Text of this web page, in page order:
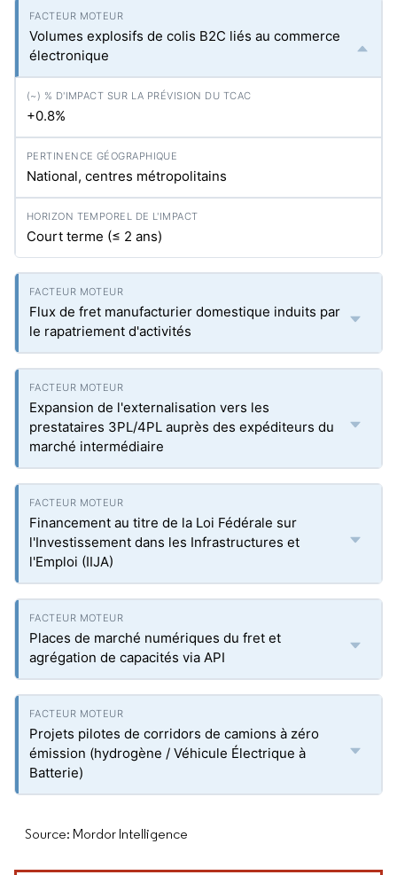
Volumes explosifs de colis B2C liés au commerce
électronique
+0.8%
National, centres métropolitains
Court terme (≤ 2 ans)
Flux de fret manufacturier domestique induits par
le rapatriement d'activités
Expansion de l'externalisation vers les
prestataires 3PL/4PL auprès des expéditeurs du
marché intermédiaire
Financement au titre de la Loi Fédérale sur
l'Investissement dans les Infrastructures et
l'Emploi (IIJA)
Places de marché numériques du fret et
agrégation de capacités via API
Projets pilotes de corridors de camions à zéro
émission (hydrogène / Véhicule Électrique à
Batterie)
Source: Mordor Intelligence